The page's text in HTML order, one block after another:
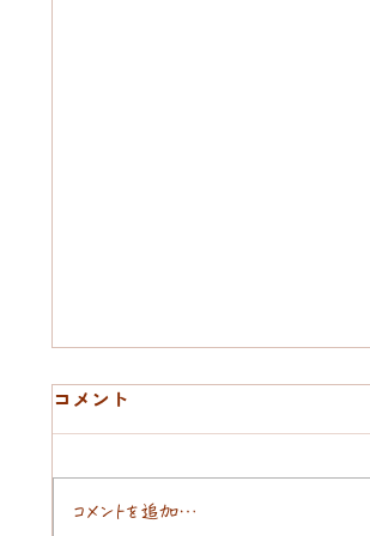
ばってんおんぶ
コメント
コメントを追加…